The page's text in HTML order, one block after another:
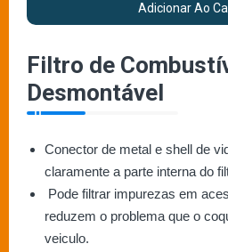
Adicionar Ao
Filtro de
Desmontável
Conector de metal e shell de
claramente a parte interna do
Pode filtrar impurezas em
reduzem o problema que o
veiculo.